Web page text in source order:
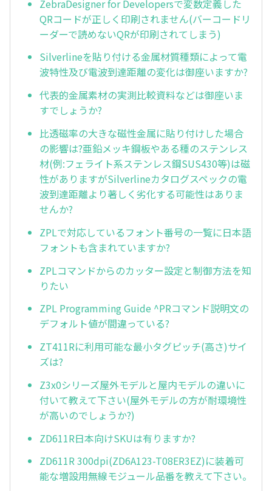
ZebraDesigner for Developersで変数定義した
QRコードが正しく印刷されません(バーコードリ
ーダーで読めないQRが印刷されてしまう)
Silverlineを貼り付ける金属材質種類によって電
波特性及び電波到達距離の変化は御座いますか?
代表的金属素材の実測比較資料などは御座いま
すでしょうか?
比透磁率の大きな磁性金属に貼り付けした場合
の影響は?亜鉛メッキ鋼板やある種のステンレス
材(例:フェライト系ステンレス鋼SUS430等)は磁
性がありますがSilverlineカタログスペックの電
波到達距離より著しく劣化する可能性はありま
せんか?
ZPLで対応しているフォント番号の一覧に日本語
フォントも含まれていますか?
ZPLコマンドからのカッター設定と制御方法を知
りたい
ZPL Programming Guide ^PRコマンド説明文の
デフォルト値が間違っている?
ZT411Rに利用可能な最小タグピッチ(高さ)サイ
ズは?
Z3x0シリーズ屋外モデルと屋内モデルの違いに
付いて教えて下さい(屋外モデルの方が耐環境性
が高いのでしょうか?)
ZD611R日本向けSKUは有りますか?
ZD611R 300dpi(ZD6A123-T08ER3EZ)に装着可
能な増設用無線モジュール品番を教えて下さい。